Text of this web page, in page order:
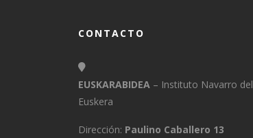
CONTACTO
EUSKARABIDEA – Instituto Navarro del
Euskera
Dirección: Paulino Caballero 13